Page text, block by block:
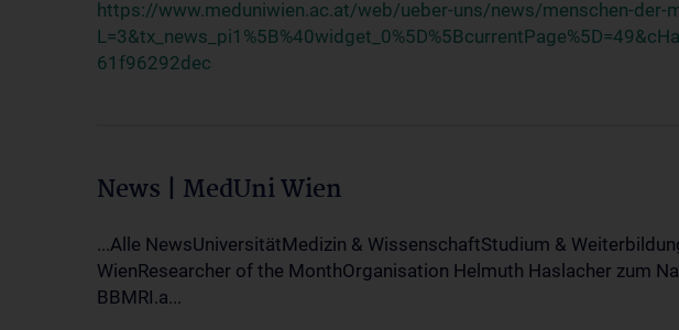
https://www.meduniwien.ac.at/web/ueber-uns/news/menschen-der-
61f96292dec
News | MedUni Wien
...Alle NewsUniversitätMedizin & WissenschaftStudium &
WienResearcher of the MonthOrganisation Helmuth Haslacher zum
BBMRI.a...